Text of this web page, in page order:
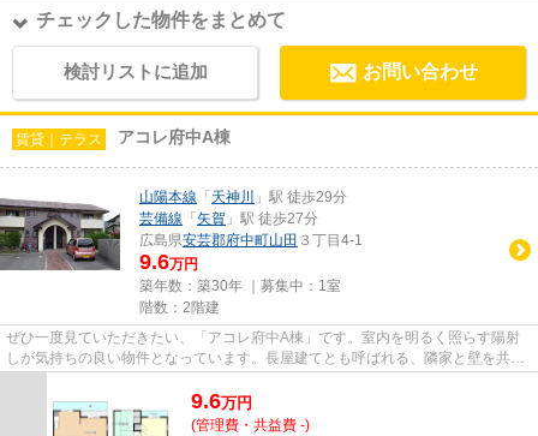
チェックした物件をまとめて
検討リストに追加 お問い合わせ
賃貸｜テラス アコレ府中A棟
山陽本線 「天神川
」駅 徒歩29分
芸備線 「矢賀 」駅 徒歩27分
広島県安芸郡府中町山田 ３丁目4-1
9.6万円
築年数：築30年 ｜募集中： 1室
階数：2階建
ぜひ一度見ていただきたい、「アコレ府中A棟」です。室内を明るく照らす陽射
しが気持ちの良い物件となっています。長屋建てとも呼ばれる、隣家と壁を共有
する形のテラスハウスです。安...
9.6万円
(管理費・共益費 -)